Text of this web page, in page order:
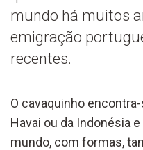
mundo há muitos
emigração
recentes.
O cavaquinho
Havai ou da Indonésia
mundo, com formas,